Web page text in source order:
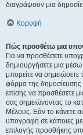
διαγράψουν μια
Κορυφή
Πώς προσθέτω μια
Για να προσθέσετε
δημιουργήσετε μια
μπορείτε να σημειώσετε
φόρμα της
επίσης να προσθέσετε
σας σημειώνοντας το
Μέλους. Εάν το κάνετε
υπογραφή σε κάποιες
επιλογής προσθήκης